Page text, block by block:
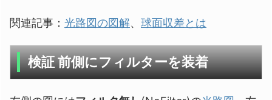
関連記事： 光路図の図解、 球面収差とは
検証 前側にフィルターを装着